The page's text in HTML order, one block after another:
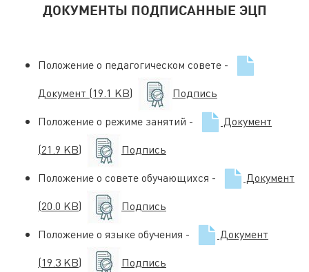
ДОКУМЕНТЫ ПОДПИСАННЫЕ ЭЦП
Положение о педагогическом совете -
Документ (19.1 KB)
Подпись
Положение о режиме занятий -
Документ
(21.9 KB)
Подпись
Положение о совете обучающихся -
Документ
(20.0 KB)
Подпись
Положение о языке обучения -
Документ
(19.3 KB)
Подпись